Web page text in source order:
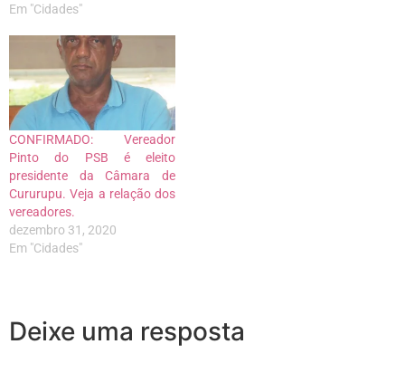
Em "Cidades"
CONFIRMADO: Vereador
Pinto do PSB é eleito
presidente da Câmara de
Cururupu. Veja a relação dos
vereadores.
dezembro 31, 2020
Em "Cidades"
Deixe uma resposta